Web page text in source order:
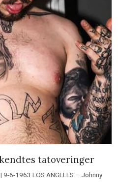
tatoveringer
9-6-1963 LOS ANGELES – Johnny